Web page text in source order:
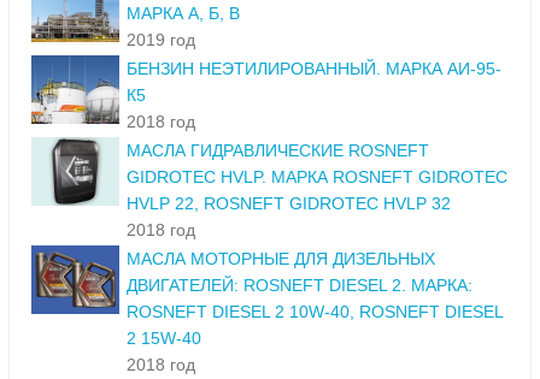
МАРКА А, Б, В
2019 год
БЕНЗИН НЕЭТИЛИРОВАННЫЙ. МАРКА АИ-95-
К5
2018 год
МАСЛА ГИДРАВЛИЧЕСКИЕ ROSNEFT
GIDROTEC HVLP. МАРКА ROSNEFT GIDROTEC
HVLP 22, ROSNEFT GIDROTEC HVLP 32
2018 год
МАСЛА МОТОРНЫЕ ДЛЯ ДИЗЕЛЬНЫХ
ДВИГАТЕЛЕЙ: ROSNEFT DIESEL 2. МАРКА:
ROSNEFT DIESEL 2 10W-40, ROSNEFT DIESEL
2 15W-40
2018 год